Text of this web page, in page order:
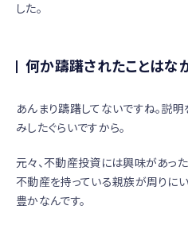
した。
何か躊躇されたことはな
あんまり躊躇してないですね。説
みしたぐらいですから。
元々、不動産投資には興味があった
不動産を持っている親族が周りに
豊かなんです。